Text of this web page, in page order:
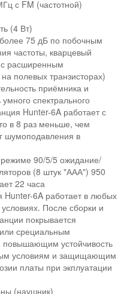
с FM (частотной)
(4 Вт)
75 дБ по побочным
частоты, кварцевый
расширенным
полевых транзисторах)
приёмника и
спектрального
Hunter-6A работает с
в 8 раз меньше, чем
шумоподавления в
90/5/5 ожидание/
(8 штук "ААА") 950
22 часа
Hunter-6A работает в любых
После сборки и
покрывается
срециальным
повышающим устойчивость
условиям и защищающим
платы при экплуатации
(наушник)